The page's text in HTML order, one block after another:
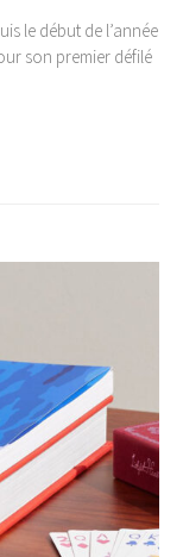
le début de l’année
son premier défilé